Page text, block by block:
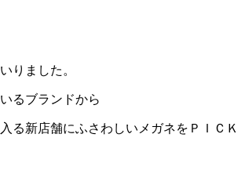
りました。
るブランドから
る新店舗にふさわしいメガネをＰＩＣＫ